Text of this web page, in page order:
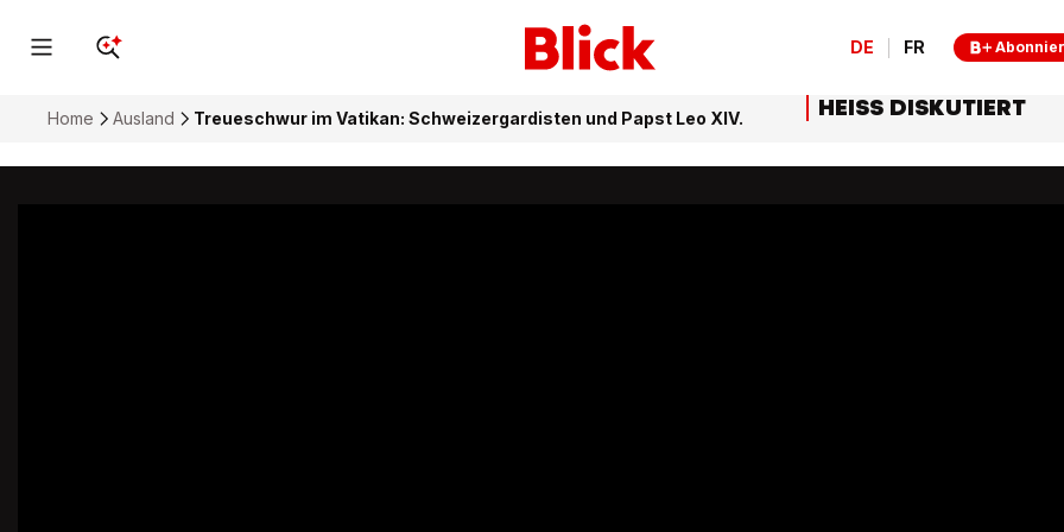
DE FR
Home Ausland Treueschwur im Vatikan: Schweizergardisten und Papst Leo XIV. HEISS DISKUTIERT